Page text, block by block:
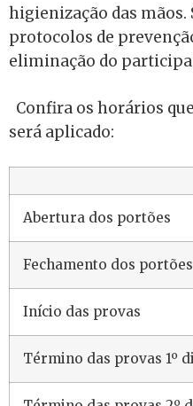
higienização das mãos.
protocolos de
eliminação do
Confira os horários
será aplicado:
Abertura dos portões
Fechamento dos portões
Início das provas
Término das provas 1º